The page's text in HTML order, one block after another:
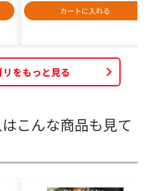
カートに入れる
をもっと見る
こんな商品も見て